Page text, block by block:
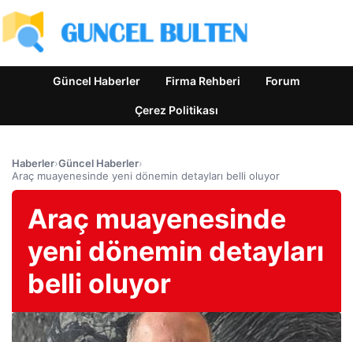
Güncel Haberler Firma Rehberi Forum
Çerez Politikası
Haberler›Güncel Haberler›
Araç muayenesinde yeni dönemin detayları belli oluyor
Araç muayenesinde
yeni dönemin detayları
belli oluyor